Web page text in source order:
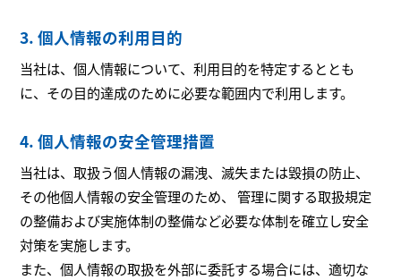
3. 個人情報の利用目的
当社は、個人情報について、利用目的を特定するととも
に、その目的達成のために必要な範囲内で利用します。
4. 個人情報の安全管理措置
当社は、取扱う個人情報の漏洩、滅失または毀損の防止、
その他個人情報の安全管理のため、 管理に関する取扱規定
の整備および実施体制の整備など必要な体制を確立し安全
対策を実施します。
また、個人情報の取扱を外部に委託する場合には、適切な